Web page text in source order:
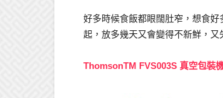
好多時候食飯都眼闊肚窄，想食
起，放多幾天又會變得不新鮮，又
ThomsonTM FVS003S 真空包裝